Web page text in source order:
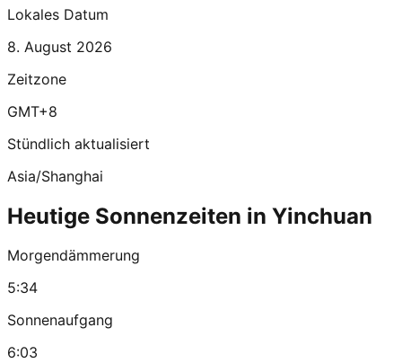
Lokales Datum
8. August 2026
Zeitzone
GMT+8
Stündlich aktualisiert
Asia/Shanghai
Heutige Sonnenzeiten in Yinchuan
Morgendämmerung
5:34
Sonnenaufgang
6:03